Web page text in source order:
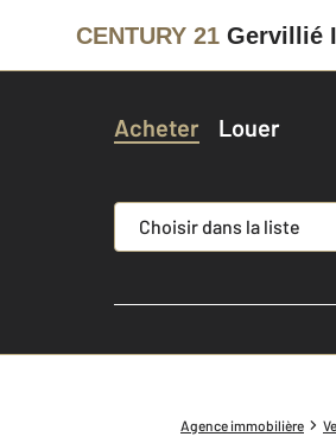
CENTURY 21 Gervillié
Acheter Louer
Choisir dans la liste
Agence immobilière